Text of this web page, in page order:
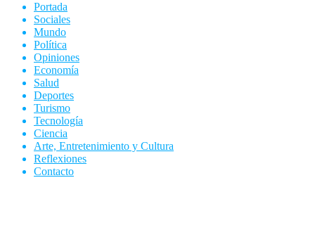
Portada
Sociales
Mundo
Política
Opiniones
Economía
Salud
Deportes
Turismo
Tecnología
Ciencia
Arte, Entretenimiento y Cultura
Reflexiones
Contacto